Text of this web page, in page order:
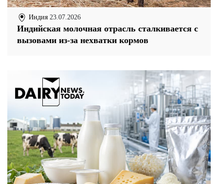
Индия 23.07.2026
Индийская молочная отрасль сталкивается с
вызовами из-за нехватки кормов